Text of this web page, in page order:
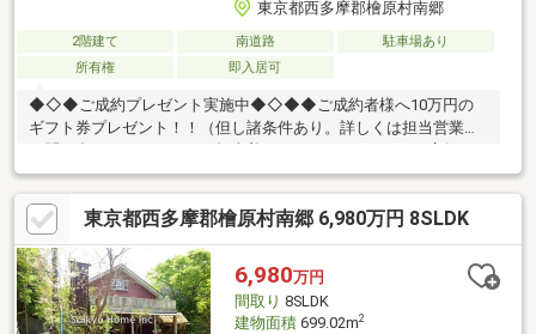
東京都西多摩郡檜原村南郷
2階建て 南道路
駐車場あり
所有権
即入居可
◆◇◆ご成約プレゼント実施中◆◇◆◆ご成約者様へ10万円の
ギフト券プレゼント！！（但し諸条件あり。詳しくは担当営業に
してもご活用頂けますPOINT2. 居住用スペースもございます
POINT3. 緑豊かな静かな環境です☆住設あんしんサポート 最
長10年保証！☆■特長1 最長10年間何度でも利用可能■特長
2 新品交換含め無料修理■特長3 窓口一本化でスムーズな
トラブル対応 ※サポート加入条件については当社規定がありま
す。
東京都西多摩郡檜原村南郷 6,980万円 8SLDK
6,980万円
間取り 8SLDK
建物面積699.02m2